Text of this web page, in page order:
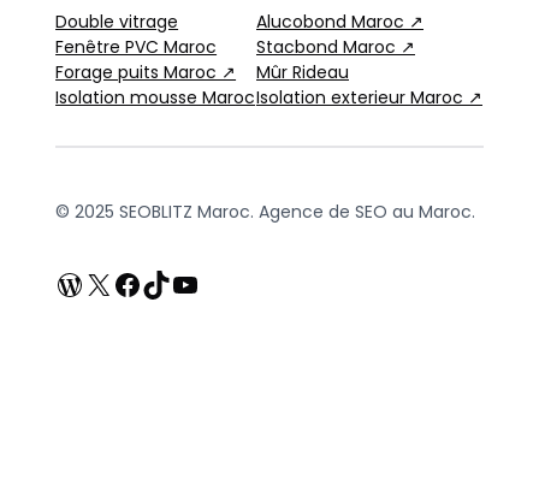
Double vitrage
Fenêtre PVC Maroc
Forage puits Maroc ↗
Isolation mousse Maroc
Alucobond Maroc ↗
Stacbond Maroc ↗
Mûr Rideau
Isolation exterieur Maroc ↗
© 2025 SEOBLITZ Maroc. Agence de SEO au Maroc.
WordPress
X Facebook
TikTokYouTube